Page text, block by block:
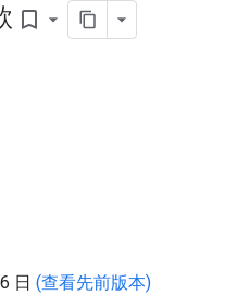
bookmark_border
日 (查看先前版本)